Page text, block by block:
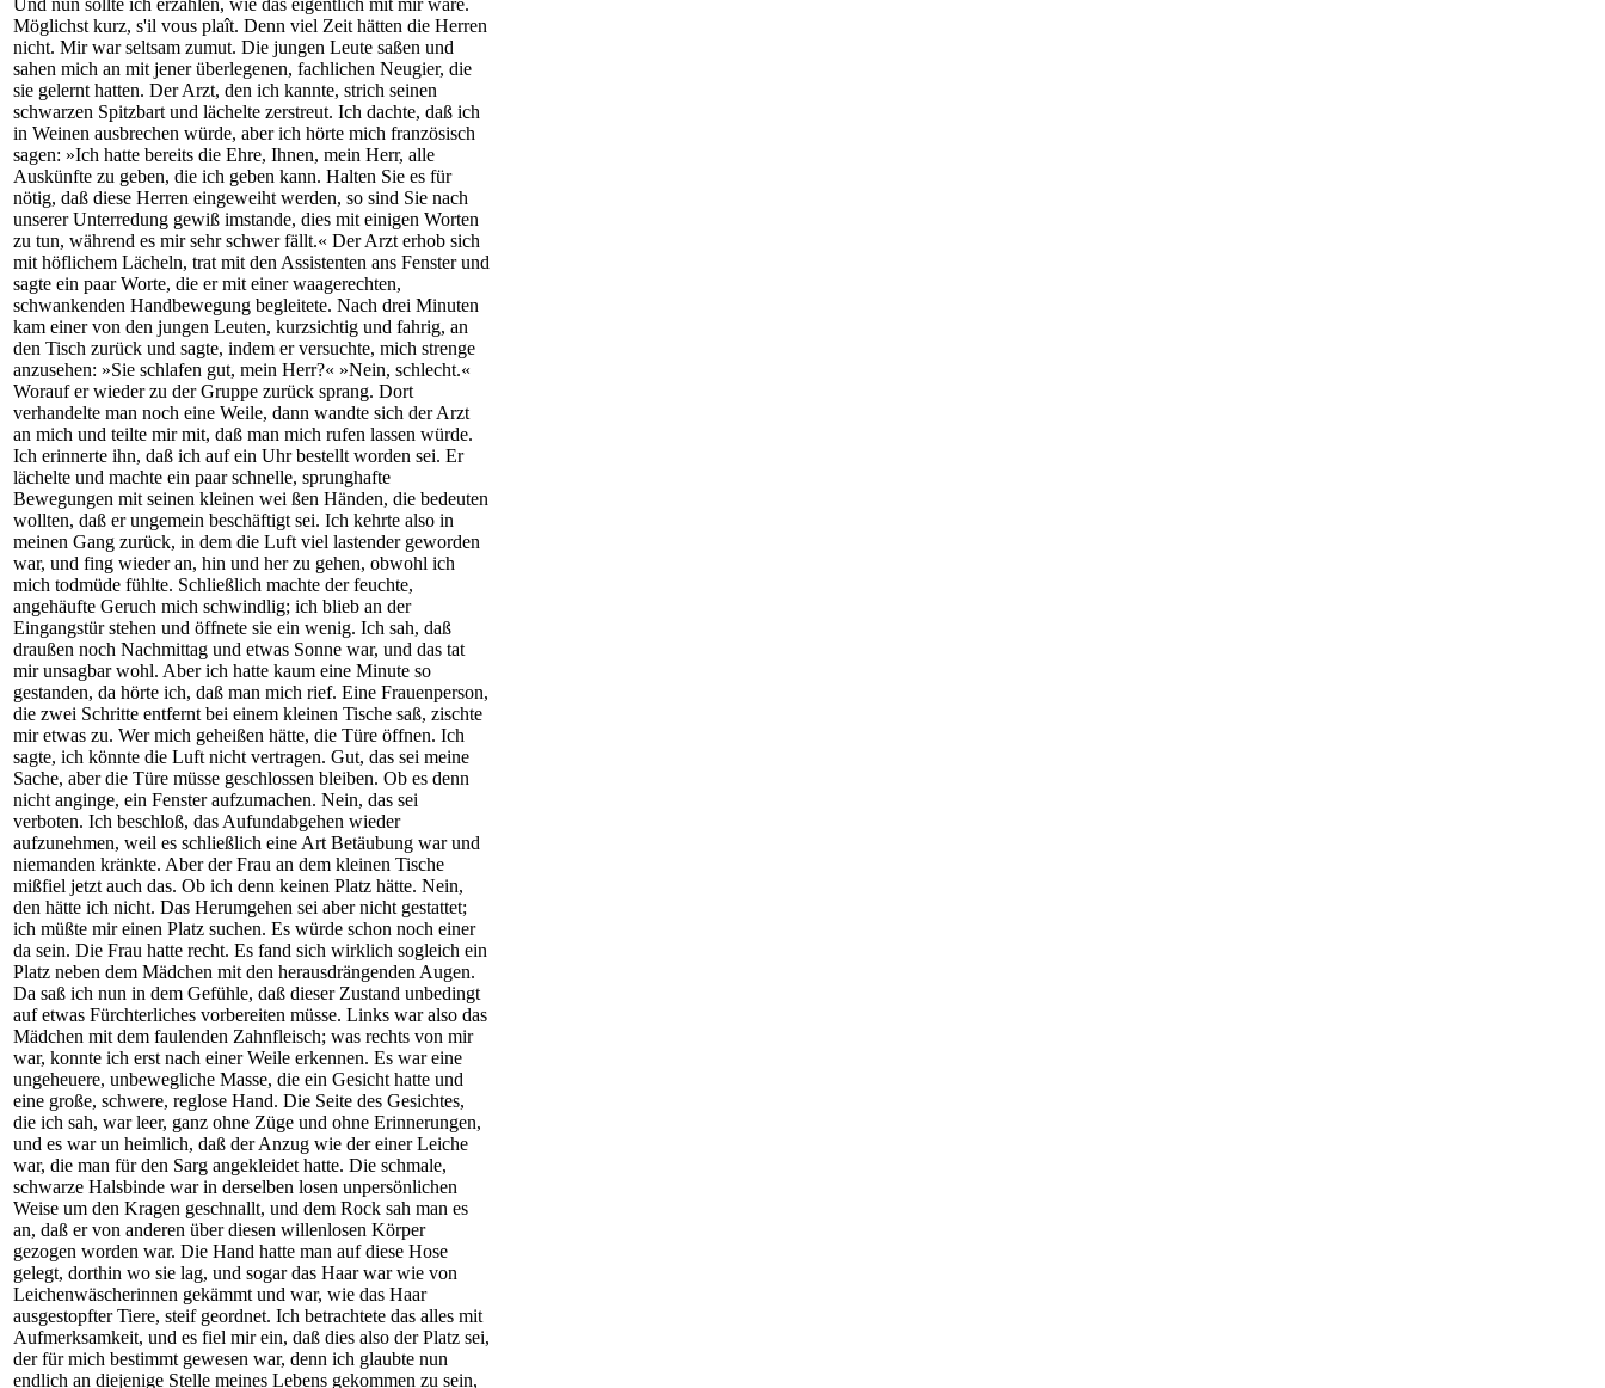
Und nun sollte ich erzählen, wie das eigentlich mit mir wäre.
Möglichst kurz, s'il vous plaît. Denn viel Zeit hätten die Herren
nicht. Mir war seltsam zumut. Die jungen Leute saßen und
sahen mich an mit jener überlegenen, fachlichen Neugier, die
sie gelernt hatten. Der Arzt, den ich kannte, strich seinen
schwarzen Spitzbart und lächelte zerstreut. Ich dachte, daß ich
in Weinen ausbrechen würde, aber ich hörte mich französisch
sagen: »Ich hatte bereits die Ehre, Ihnen, mein Herr, alle
Auskünfte zu geben, die ich geben kann. Halten Sie es für
nötig, daß diese Herren eingeweiht werden, so sind Sie nach
unserer Unterredung gewiß imstande, dies mit einigen Worten
zu tun, während es mir sehr schwer fällt.« Der Arzt erhob sich
mit höflichem Lächeln, trat mit den Assistenten ans Fenster und
sagte ein paar Worte, die er mit einer waagerechten,
schwankenden Handbewegung begleitete. Nach drei Minuten
kam einer von den jungen Leuten, kurzsichtig und fahrig, an
den Tisch zurück und sagte, indem er versuchte, mich strenge
anzusehen: »Sie schlafen gut, mein Herr?« »Nein, schlecht.«
Worauf er wieder zu der Gruppe zurück sprang. Dort
verhandelte man noch eine Weile, dann wandte sich der Arzt
an mich und teilte mir mit, daß man mich rufen lassen würde.
Ich erinnerte ihn, daß ich auf ein Uhr bestellt worden sei. Er
lächelte und machte ein paar schnelle, sprunghafte
Bewegungen mit seinen kleinen wei ßen Händen, die bedeuten
wollten, daß er ungemein beschäftigt sei. Ich kehrte also in
meinen Gang zurück, in dem die Luft viel lastender geworden
war, und fing wieder an, hin und her zu gehen, obwohl ich
mich todmüde fühlte. Schließlich machte der feuchte,
angehäufte Geruch mich schwindlig; ich blieb an der
Eingangstür stehen und öffnete sie ein wenig. Ich sah, daß
draußen noch Nachmittag und etwas Sonne war, und das tat
mir unsagbar wohl. Aber ich hatte kaum eine Minute so
gestanden, da hörte ich, daß man mich rief. Eine Frauenperson,
die zwei Schritte entfernt bei einem kleinen Tische saß, zischte
mir etwas zu. Wer mich geheißen hätte, die Türe öffnen. Ich
sagte, ich könnte die Luft nicht vertragen. Gut, das sei meine
Sache, aber die Türe müsse geschlossen bleiben. Ob es denn
nicht anginge, ein Fenster aufzumachen. Nein, das sei
verboten. Ich beschloß, das Aufundabgehen wieder
aufzunehmen, weil es schließlich eine Art Betäubung war und
niemanden kränkte. Aber der Frau an dem kleinen Tische
mißfiel jetzt auch das. Ob ich denn keinen Platz hätte. Nein,
den hätte ich nicht. Das Herumgehen sei aber nicht gestattet;
ich müßte mir einen Platz suchen. Es würde schon noch einer
da sein. Die Frau hatte recht. Es fand sich wirklich sogleich ein
Platz neben dem Mädchen mit den herausdrängenden Augen.
Da saß ich nun in dem Gefühle, daß dieser Zustand unbedingt
auf etwas Fürchterliches vorbereiten müsse. Links war also das
Mädchen mit dem faulenden Zahnfleisch; was rechts von mir
war, konnte ich erst nach einer Weile erkennen. Es war eine
ungeheuere, unbewegliche Masse, die ein Gesicht hatte und
eine große, schwere, reglose Hand. Die Seite des Gesichtes,
die ich sah, war leer, ganz ohne Züge und ohne Erinnerungen,
und es war un heimlich, daß der Anzug wie der einer Leiche
war, die man für den Sarg angekleidet hatte. Die schmale,
schwarze Halsbinde war in derselben losen unpersönlichen
Weise um den Kragen geschnallt, und dem Rock sah man es
an, daß er von anderen über diesen willenlosen Körper
gezogen worden war. Die Hand hatte man auf diese Hose
gelegt, dorthin wo sie lag, und sogar das Haar war wie von
Leichenwäscherinnen gekämmt und war, wie das Haar
ausgestopfter Tiere, steif geordnet. Ich betrachtete das alles mit
Aufmerksamkeit, und es fiel mir ein, daß dies also der Platz sei,
der für mich bestimmt gewesen war, denn ich glaubte nun
endlich an diejenige Stelle meines Lebens gekommen zu sein,